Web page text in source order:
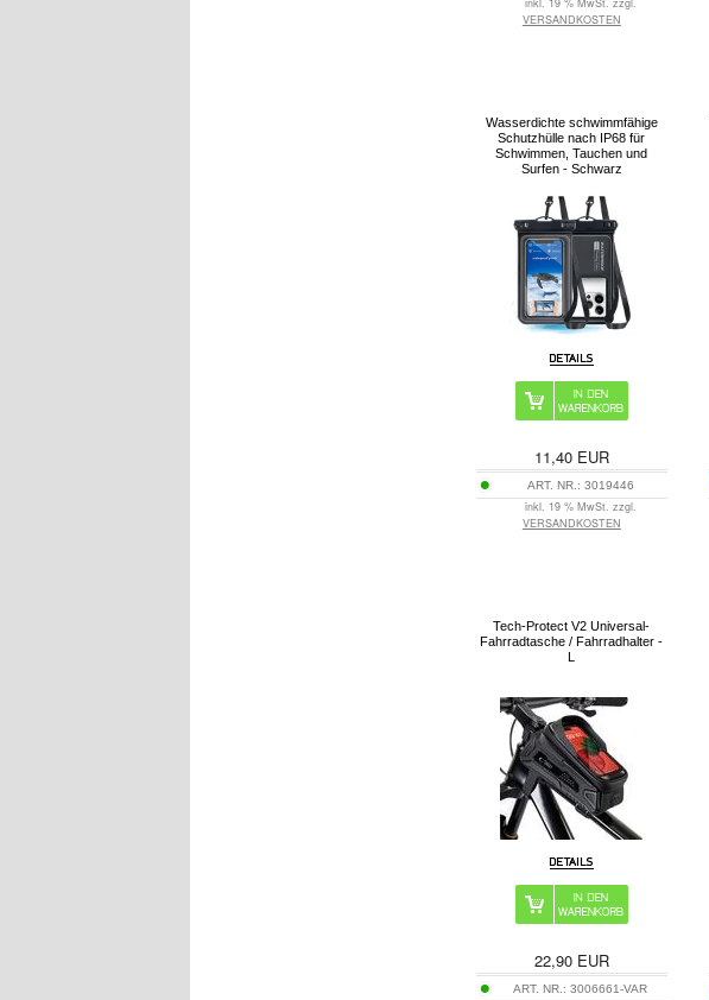
VERSANDKOSTEN
Wasserdichte schwimmfähige
Schutzhülle nach IP68 für
Schwimmen, Tauchen und
Surfen - Schwarz
11,40EUR
ART. NR.: 3019446
inkl. 19 % MwSt. zzgl.
VERSANDKOSTEN
Tech-Protect V2 Universal-
Fahrradtasche / Fahrradhalter -
L
22,90EUR
ART. NR.:3006661-VAR